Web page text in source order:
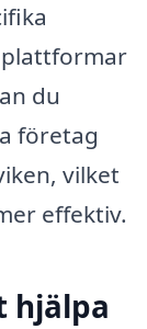
du
företag
vilket
effektiv.
hjälpa